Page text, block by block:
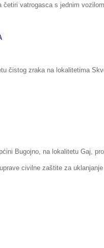
vatrogasca s jednim vozilom.
čistog zraka na lokalitetima
Bugojno, na lokalitetu Gaj,
civilne zaštite za